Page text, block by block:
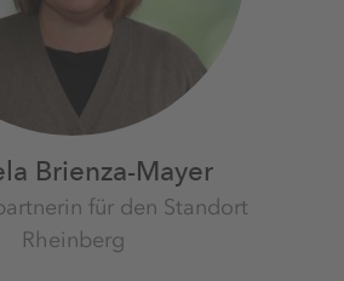
Brienza-Mayer
für den Standort
Rheinberg